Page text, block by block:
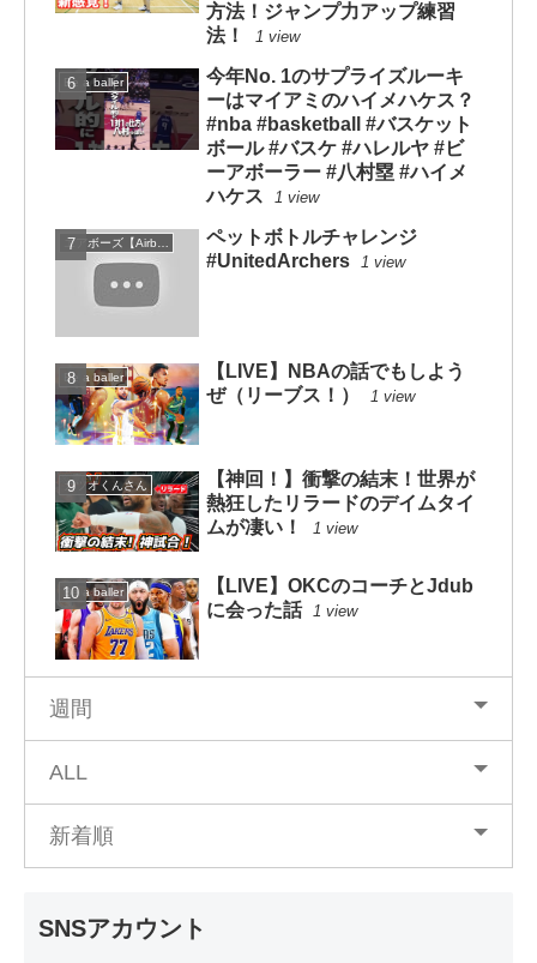
方法！ジャンプ力アップ練習
法！
1 view
Be a baller
今年No. 1のサプライズルーキ
ーはマイアミのハイメハケス？
#nba #basketball #バスケット
ボール #バスケ #ハレルヤ #ビ
ーアボーラー #八村塁 #ハイメ
ハケス
1 view
ペットボトルチャレンジ
#UnitedArchers 1 view
Be a baller
【LIVE】NBAの話でもしよう
ぜ（リーブス！）
1 view
カツオくんさん
【神回！】衝撃の結末！世界が
熱狂したリラードのデイムタイ
ムが凄い！
1 view
Be a baller
【LIVE】OKCのコーチとJdub
に会った話 1 view
週間
ALL
新着順
SNSアカウント